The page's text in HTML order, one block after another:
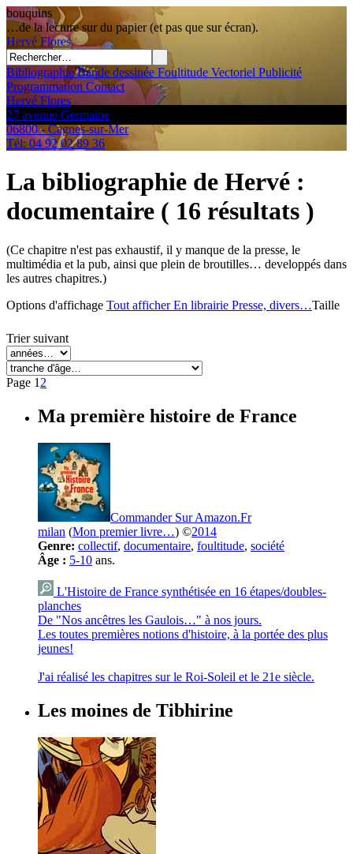
bouquins
…de la lecture sur du papier (et pas que sur écran).
Hervé Flores
BibliographieBande dessinée Foultitude Vectoriel Publicité
Programmation Contact
Hervé Flores
27 avenue Germaine
06800 - Cagnes-sur-Mer
Tél: 04 92 02 89 36
La bibliographie de Hervé :
documentaire ( 16 résultats )
(Ce chapitre n'est pas exhaustif, il y manque de la presse, le
multimédia et la pub, ainsi que plein de broutilles… developpés dans
les autres chapitres.)
Options d'affichage Tout afficherEn librairie Presse, divers…Taille
Trier suivant
Page 1 2
Ma première histoire de France
Commander Sur Amazon.Fr
milan (Mon premier livre…) ©2014
Genre: collectif, documentaire, foultitude, société
Âge : 5-10 ans.
L'Histoire de France synthétisée en 16 étapes/doubles-
planches
De "Nos ancêtres les Gaulois…" à nos jours.
Les toutes premières notions d'histoire, à la portée des plus
jeunes!
J'ai réalisé les chapitres sur le Roi-Soleil et le 21e siècle.
Les moines de Tibhirine